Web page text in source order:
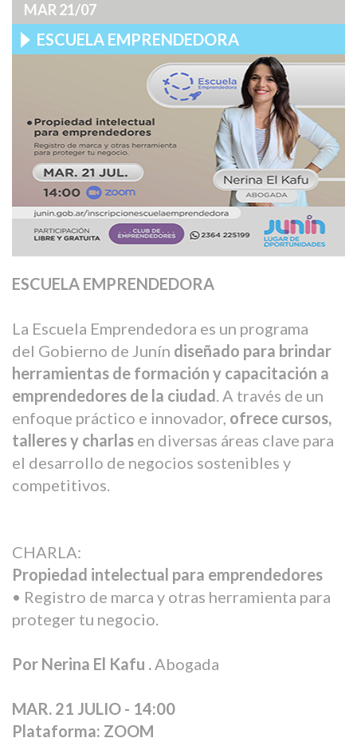
MAR 21/07
ESCUELA EMPRENDEDORA
ESCUELA EMPRENDEDORA
La Escuela Emprendedora es un programa
del Gobierno de Junín diseñado para brindar
herramientas de formación y capacitación a
emprendedores de la ciudad. A través de un
enfoque práctico e innovador, ofrece cursos,
talleres y charlas en diversas áreas clave para
el desarrollo de negocios sostenibles y
competitivos.
CHARLA:
Propiedad intelectual para emprendedores
• Registro de marca y otras herramienta para
proteger tu negocio.
Por Nerina El Kafu .Abogada
MAR. 21 JULIO - 14:00
Plataforma: ZOOM